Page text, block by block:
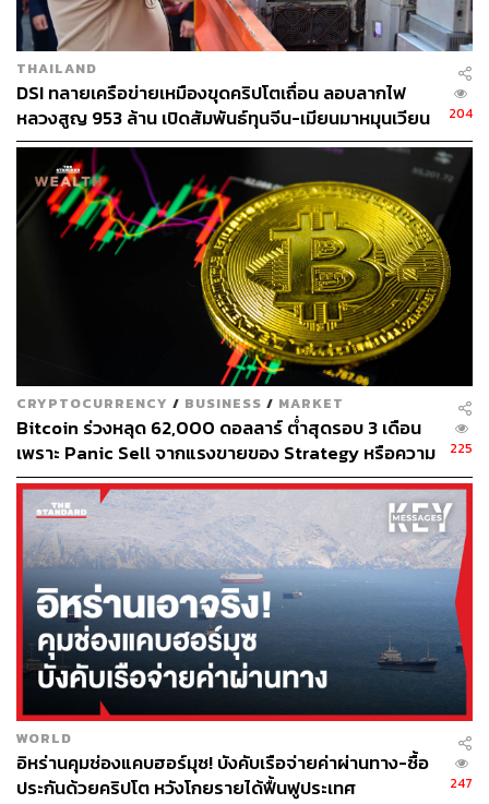
THAILAND
DSI ทลายเครือข่ายเหมืองขุดคริปโตเถื่อน ลอบลากไฟ
หลวงสูญ 953 ล้าน เปิดสัมพันธ์ทุนจีน-เมียนมาหมุนเวียน
หมื่นล้าน
204
CRYPTOCURRENCY / BUSINESS / MARKET
Bitcoin ร่วงหลุด 62,000 ดอลลาร์ ต่ำสุดรอบ 3 เดือน
เพราะ Panic Sell จากแรงขายของ Strategy หรือความ
ต้องการกำลังลดต่ำลง
225
WORLD
อิหร่านคุมช่องแคบฮอร์มุซ! บังคับเรือจ่ายค่าผ่านทาง-ซื้อ
ประกันด้วยคริปโต หวังโกยรายได้ฟื้นฟูประเทศ
247